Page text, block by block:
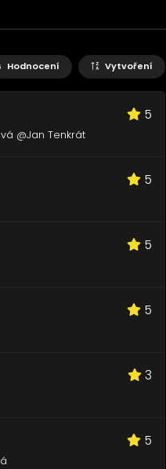
Hodnocení Vytvoření
@Jan Tenkrát
5
5
5
5
3
5